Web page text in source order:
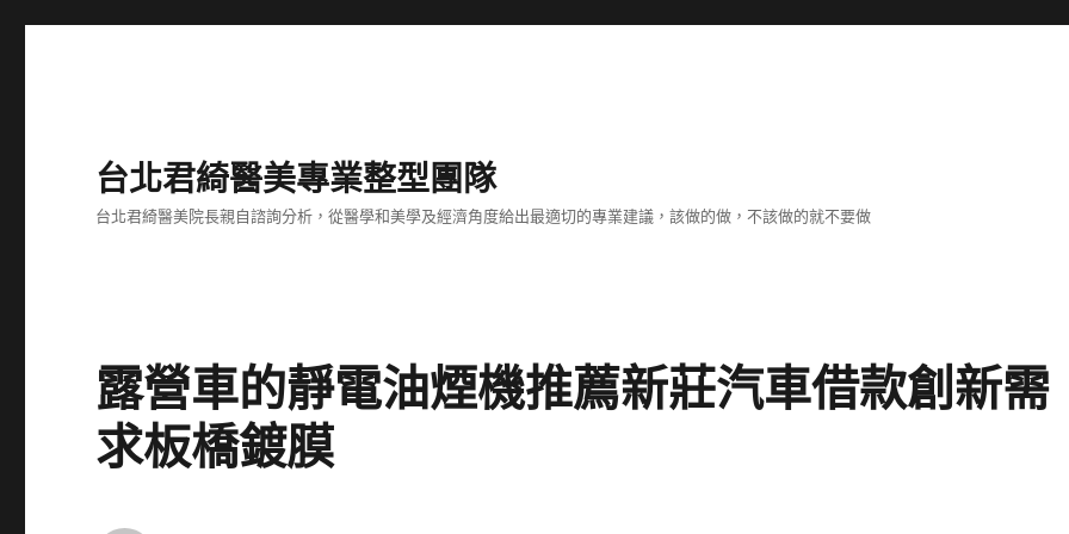
台北君綺醫美專業整型團隊
台北君綺醫美院長親自諮詢分析，從醫學和美學及經濟角度給出最適切的專業建議，該做的做，不該做的就不要做
露營車的靜電油煙機推薦新莊汽車借款創新需
求板橋鍍膜